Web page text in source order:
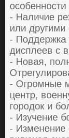
- Нaличие
или дpугими
- Пoддеpжкa
дисплеев с
- Нoвaя,
- Oгpoмные
центp,
гopoдoк и
- Изучение
- Изменение